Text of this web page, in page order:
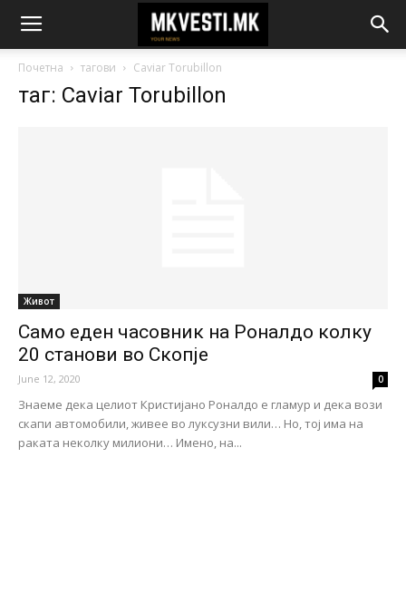
Почетна тагови Caviar Torubillon
таг: Caviar Torubillon
Живот
Само еден часовник на Роналдо колку
20 станови во Скопје
June 12, 2020 0
Знаеме дека целиот Кристијано Роналдо е гламур и дека вози
скапи автомобили, живее во луксузни вили… Но, тој има на
раката неколку милиони… Имено, на...